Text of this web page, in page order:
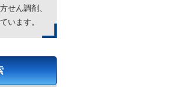
せん調剤、
います。